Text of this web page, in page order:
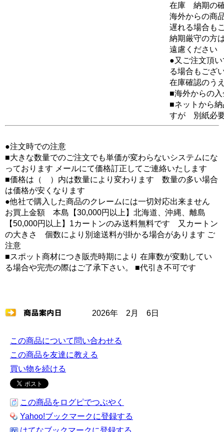
在庫 納期の
海外からの商
遅れる場合も
納期厳守の方
遠慮ください
●又ご注文頂
る場合もござ
在庫確認のう
■海外からの
■ネットから
すが 別紙必
●注文時での注意
■大きな数量でのご注文でも単価が変わらないシステムにな
っております メールにて価格訂正してご連絡いたします
■価格は（ ）内は数量により変わります 数量の多い場合
は価格が安くなります
●他社で購入した商品のクレームには一切対応出来ません
お買上金額 本島【30,000円以上】北海道、沖縄、離島
【50,000円以上】1カートンのみ送料無料です 又カートン
の大きさ 個数により別途送料が掛かる場合があります ご
注意
■スポット商材につき販売時期により 在庫数が変動してい
る場合や完売の際はご了承下さい。 ■代引き不可です
2026年 2月 6日
この商品について問い合わせる
この商品を友達に教える
買い物を続ける
この商品をログピでつぶやく
Yahoo!ブックマークに登録する
はてなブックマークに登録する